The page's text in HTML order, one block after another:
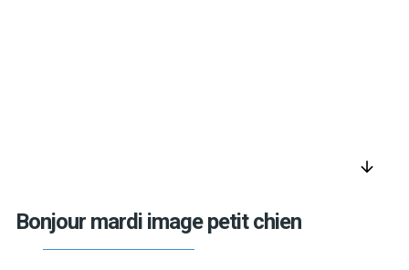
arrow_downward
Bonjour mardi image petit chien